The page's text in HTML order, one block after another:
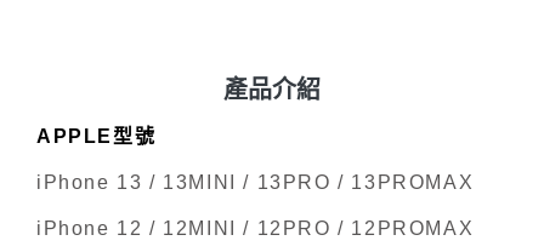
產品介紹
APPLE型號
iPhone 13 / 13MINI / 13PRO / 13PROMAX
iPhone 12 / 12MINI / 12PRO / 12PROMAX